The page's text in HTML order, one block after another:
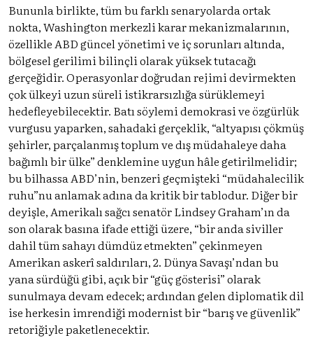
Bununla birlikte, tüm bu farklı senaryolarda ortak
nokta, Washington merkezli karar mekanizmalarının,
özellikle ABD güncel yönetimi ve iç sorunları altında,
bölgesel gerilimi bilinçli olarak yüksek tutacağı
gerçeğidir. Operasyonlar doğrudan rejimi devirmekten
çok ülkeyi uzun süreli istikrarsızlığa sürüklemeyi
hedefleyebilecektir. Batı söylemi demokrasi ve özgürlük
vurgusu yaparken, sahadaki gerçeklik, “altyapısı çökmüş
şehirler, parçalanmış toplum ve dış müdahaleye daha
bağımlı bir ülke” denklemine uygun hâle getirilmelidir;
bu bilhassa ABD’nin, benzeri geçmişteki “müdahalecilik
ruhu”nu anlamak adına da kritik bir tablodur. Diğer bir
deyişle, Amerikalı sağcı senatör Lindsey Graham’ın da
son olarak basına ifade ettiği üzere, “bir anda siviller
dahil tüm sahayı dümdüz etmekten” çekinmeyen
Amerikan askerî saldırıları, 2. Dünya Savaşı’ndan bu
yana sürdüğü gibi, açık bir “güç gösterisi” olarak
sunulmaya devam edecek; ardından gelen diplomatik dil
ise herkesin imrendiği modernist bir “barış ve güvenlik”
retoriğiyle paketlenecektir.